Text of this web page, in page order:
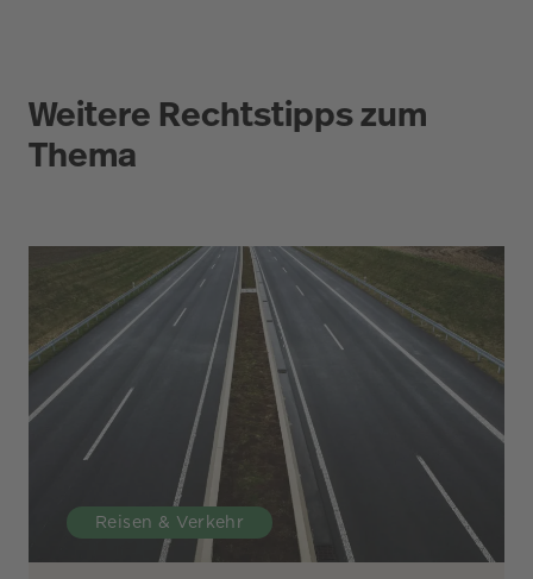
Weitere Rechtstipps zum
Thema
Reisen & Verkehr